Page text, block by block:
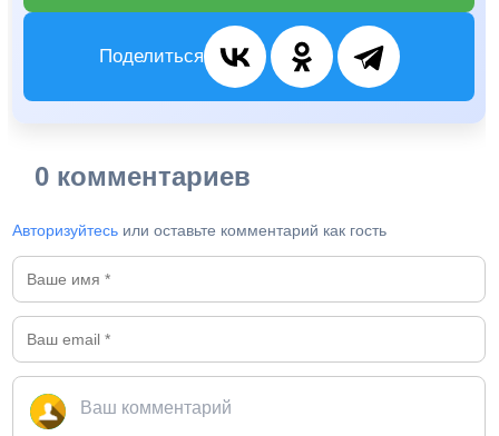
Поделиться
0 комментариев
Авторизуйтесь или оставьте комментарий как гость